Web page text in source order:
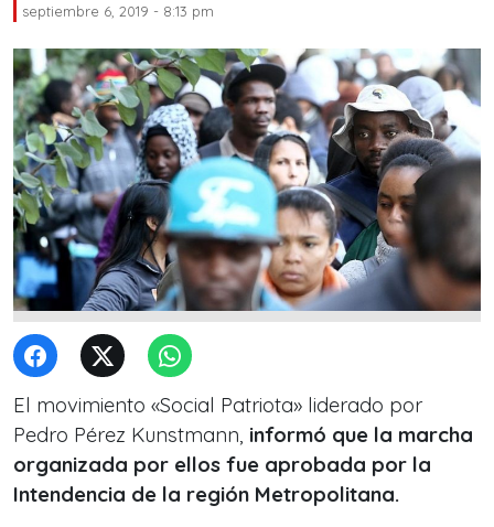
septiembre 6, 2019 - 8:13 pm
El movimiento «Social Patriota» liderado por
Pedro Pérez Kunstmann, informó que la marcha
organizada por ellos fue aprobada por la
Intendencia de la región Metropolitana.